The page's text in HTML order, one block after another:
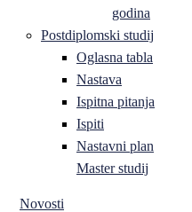
godina
Postdiplomski studij
Oglasna tabla
Nastava
Ispitna pitanja
Ispiti
Nastavni plan
Master studij
Novosti